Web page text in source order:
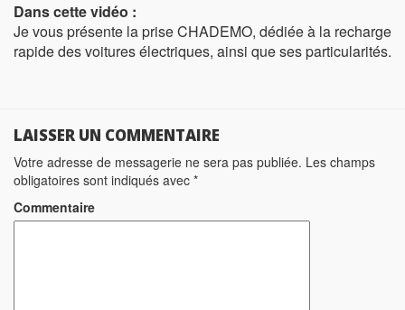
Dans cette vidéo :
Je vous présente la prise CHADEMO, dédiée à la recharge
rapide des voitures électriques, ainsi que ses particularités.
LAISSER UN COMMENTAIRE
Votre adresse de messagerie ne sera pas publiée. Les champs
obligatoires sont indiqués avec *
Commentaire